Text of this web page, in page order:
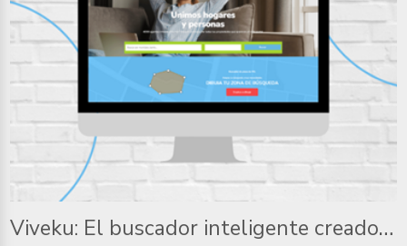
Viveku: El buscador inteligente creado por expertos inmobiliarios